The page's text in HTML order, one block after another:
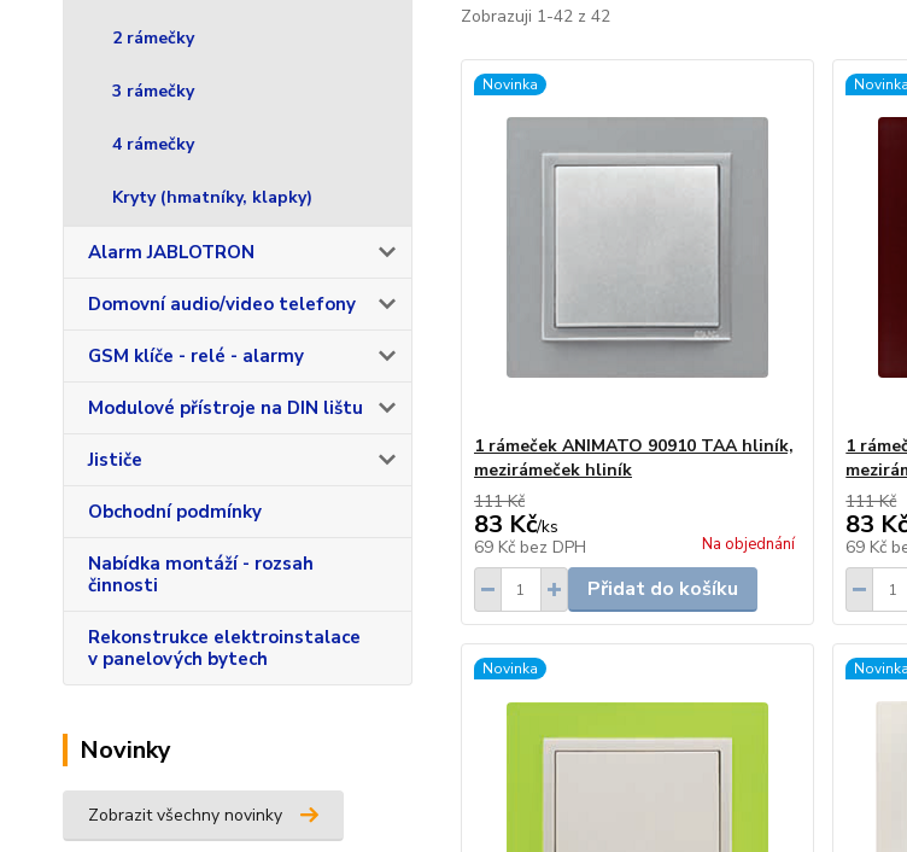
2 rámečky
3 rámečky
4 rámečky
Kryty (hmatníky, klapky)
Alarm JABLOTRON
Domovní audio/video telefony
GSM klíče - relé - alarmy
Modulové přístroje na DIN lištu
Jističe
Obchodní podmínky
Nabídka montáží - rozsah
činnosti
Rekonstrukce elektroinstalace
v panelových bytech
Novinky
Zobrazit všechny novinky
Zobrazuji 1-42 z 42
Novinka
1 rámeček ANIMATO 90910 TAA hliník,
mezirámeček hliník
111 Kč
83 Kč/ks
69 Kč bez DPH Na objednání
Přidat do košíku
Novinka
1
111 Kč
83
69 Kč
Novinka Novinka